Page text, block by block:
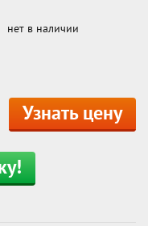
нет в наличии
Узнать цену